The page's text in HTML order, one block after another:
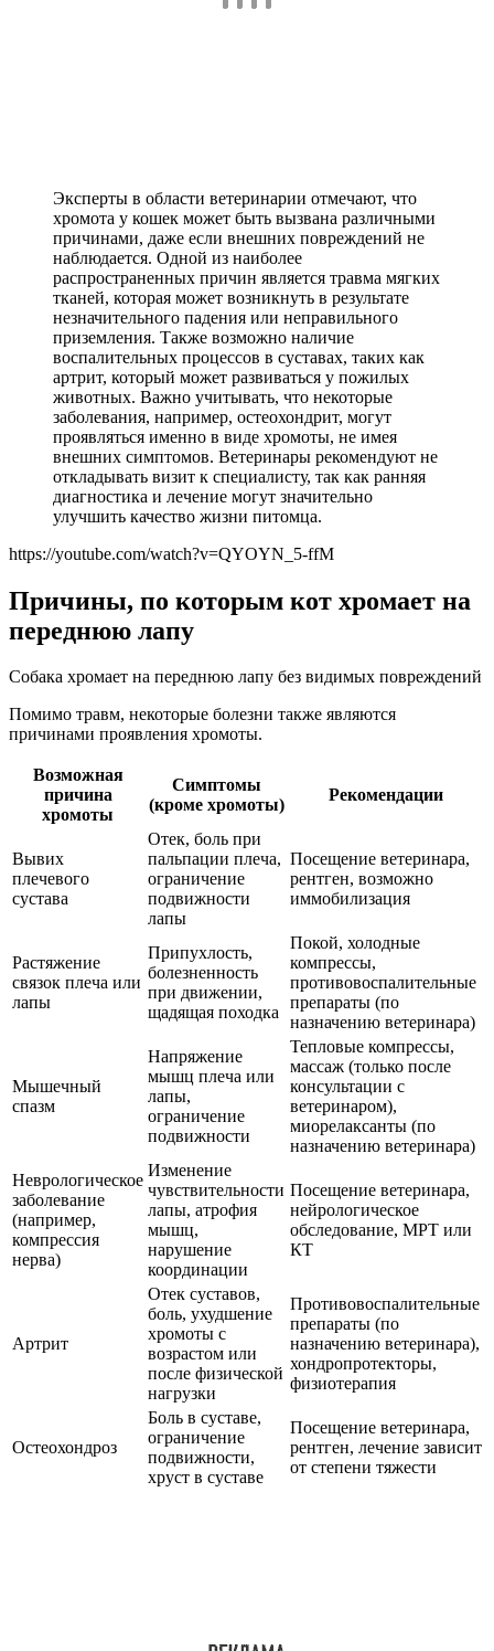
Эксперты в области ветеринарии отмечают, что
хромота у кошек может быть вызвана различными
причинами, даже если внешних повреждений не
наблюдается. Одной из наиболее
распространенных причин является травма мягких
тканей, которая может возникнуть в результате
незначительного падения или неправильного
приземления. Также возможно наличие
воспалительных процессов в суставах, таких как
артрит, который может развиваться у пожилых
животных. Важно учитывать, что некоторые
заболевания, например, остеохондрит, могут
проявляться именно в виде хромоты, не имея
внешних симптомов. Ветеринары рекомендуют не
откладывать визит к специалисту, так как ранняя
диагностика и лечение могут значительно
улучшить качество жизни питомца.
https://youtube.com/watch?v=QYOYN_5-ffM
Причины, по которым кот хромает на
переднюю лапу
Собака хромает на переднюю лапу без видимых повреждений
Помимо травм, некоторые болезни также являются
причинами проявления хромоты.
Возможная
причина
хромоты
Симптомы
(кроме хромоты)
Рекомендации
Вывих
плечевого
сустава
Отек, боль при
пальпации плеча,
ограничение
подвижности
лапы
Посещение ветеринара,
рентген, возможно
иммобилизация
Растяжение
связок плеча или
лапы
Припухлость,
болезненность
при движении,
щадящая походка
Покой, холодные
компрессы,
противовоспалительные
препараты (по
назначению ветеринара)
Мышечный
спазм
Напряжение
мышц плеча или
лапы,
ограничение
подвижности
Тепловые компрессы,
массаж (только после
консультации с
ветеринаром),
миорелаксанты (по
назначению ветеринара)
Неврологическое
заболевание
(например,
компрессия
нерва)
Изменение
чувствительности
лапы, атрофия
мышц,
нарушение
координации
Посещение ветеринара,
нейрологическое
обследование, МРТ или
КТ
Артрит
Отек суставов,
боль, ухудшение
хромоты с
возрастом или
после физической
нагрузки
Противовоспалительные
препараты (по
назначению ветеринара),
хондропротекторы,
физиотерапия
Остеохондроз
Боль в суставе,
ограничение
подвижности,
хруст в суставе
Посещение ветеринара,
рентген, лечение зависит
от степени тяжести